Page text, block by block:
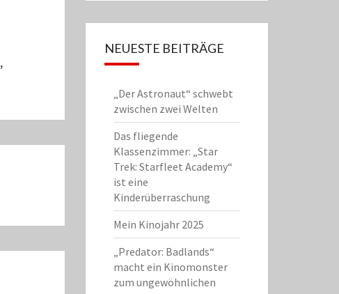
,
NEUESTE BEITRÄGE
„Der Astronaut“ schwebt
zwischen zwei Welten
Das fliegende
Klassenzimmer: „Star
Trek: Starfleet Academy“
ist eine
Kinderüberraschung
Mein Kinojahr 2025
„Predator: Badlands“
macht ein Kinomonster
zum ungewöhnlichen